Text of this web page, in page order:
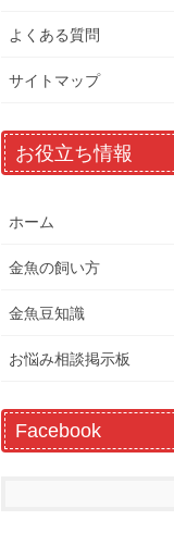
よくある質問
サイトマップ
お役立ち情報
ホーム
金魚の飼い方
金魚豆知識
お悩み相談掲示板
Facebook